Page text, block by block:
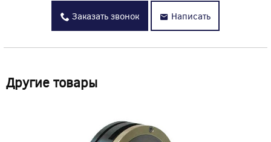
Заказать звонок Написать
Другие товары